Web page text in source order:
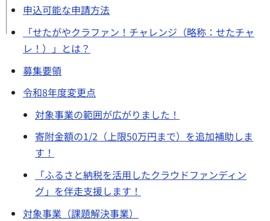
申込可能な申請方法
「せたがやクラファン！チャレンジ（略称：せたチャ
レ！）」とは？
募集要領
令和8年度変更点
対象事業の範囲が広がりました！
寄附金額の1/2（上限50万円まで）を追加補助しま
す！
「ふるさと納税を活用したクラウドファンディン
グ」を伴走支援します！
対象事業（課題解決事業）